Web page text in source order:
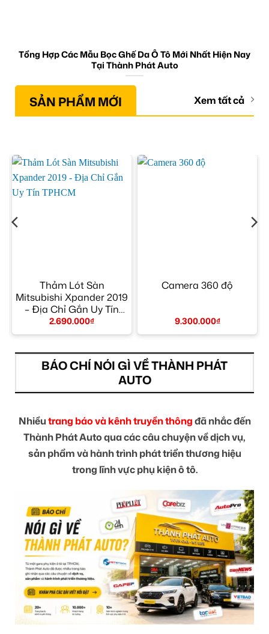
Tổng Hợp Các Mẫu Bọc Ghế Da Ô Tô Mới Nhất Hiện Nay
Tại Thành Phát Auto
SẢN PHẨM MỚI Xem tất cả
Thảm Lót Sàn
Mitsubishi Xpander 2019
– Địa Chỉ Gắn Uy Tín
TPHCM
2.690.000₫
Camera 360 độ
9.300.000₫
BÁO CHÍ NÓI GÌ VỀ THÀNH PHÁT
AUTO
Nhiềutrang báo và kênh truyền thôngđã nhắc đến
Thành Phát Auto qua các câu chuyện về dịch vụ,
sản phẩm và hành trình phát triển thương hiệu
trong lĩnh vực phụ kiện ô tô.